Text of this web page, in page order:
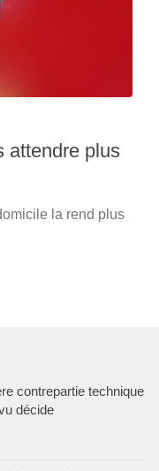
attendre plus
la rend plus
contrepartie technique
décide